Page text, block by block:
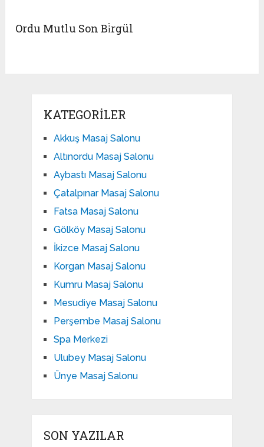
Ordu Mutlu Son Bi̇rgül
KATEGORILER
Akkuş Masaj Salonu
Altınordu Masaj Salonu
Aybastı Masaj Salonu
Çatalpınar Masaj Salonu
Fatsa Masaj Salonu
Gölköy Masaj Salonu
İkizce Masaj Salonu
Korgan Masaj Salonu
Kumru Masaj Salonu
Mesudiye Masaj Salonu
Perşembe Masaj Salonu
Spa Merkezi
Ulubey Masaj Salonu
Ünye Masaj Salonu
SON YAZILAR